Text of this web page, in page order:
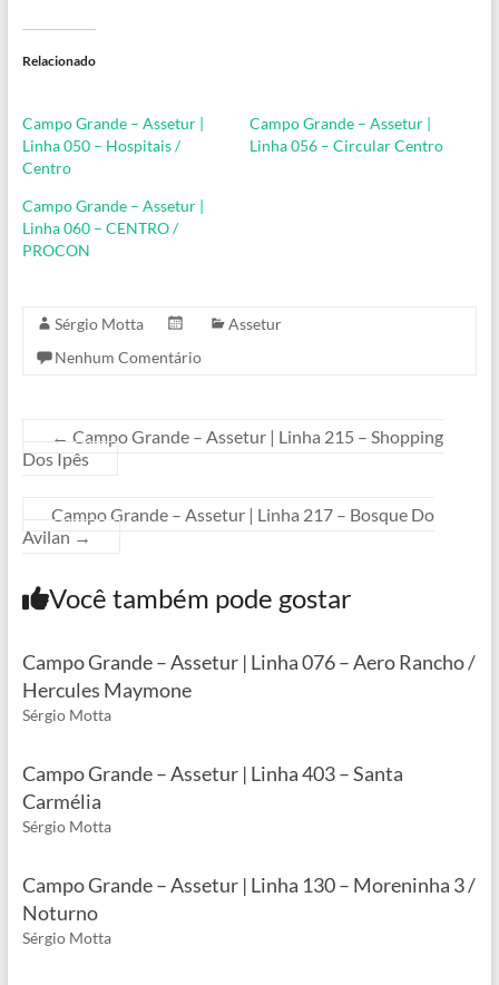
Relacionado
Campo Grande – Assetur |
Linha 050 – Hospitais /
Centro
Campo Grande – Assetur |
Linha 056 – Circular Centro
Campo Grande – Assetur |
Linha 060 – CENTRO /
PROCON
Sérgio Motta
Assetur
Nenhum Comentário
← Campo Grande – Assetur | Linha 215 – Shopping
Dos Ipês
Campo Grande – Assetur | Linha 217 – Bosque Do
Avilan →
Você também pode gostar
Campo Grande – Assetur | Linha 076 – Aero Rancho /
Hercules Maymone
Sérgio Motta
Campo Grande – Assetur | Linha 403 – Santa
Carmélia
Sérgio Motta
Campo Grande – Assetur | Linha 130 – Moreninha 3 /
Noturno
Sérgio Motta